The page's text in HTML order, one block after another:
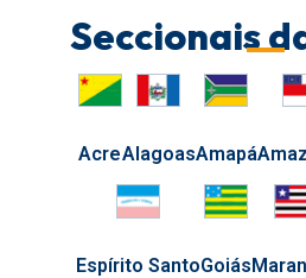
Seccionais
AcreAlagoasAmapá
Espírito SantoGoiás